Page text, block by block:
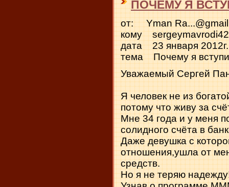
ПОЧЕМУ Я
от: Yman
кому
дата 23 января
тема Почему я
Уважаемый Сергей
Я человек не из
потому что живу за
Мне 34 года и у меня
солидного счёта в
Даже девушка с
отношения,ушла от
средств.
Но я не теряю